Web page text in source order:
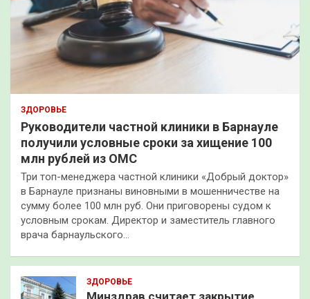
ЗДОРОВЬЕ
Руководители частной клиники в Барнауле
получили условные сроки за хищение 100
млн рублей из ОМС
Три топ-менеджера частной клиники «Добрый доктор»
в Барнауле признаны виновными в мошенничестве на
сумму более 100 млн руб. Они приговорены судом к
условным срокам. Директор и заместитель главного
врача барнаульского…
ЗДОРОВЬЕ